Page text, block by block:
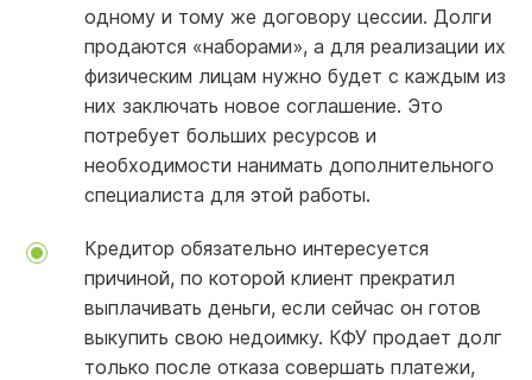
одному и тому же договору цессии. Долги
продаются «наборами», а для реализации их
физическим лицам нужно будет с каждым из
них заключать новое соглашение. Это
потребует больших ресурсов и
необходимости нанимать дополнительного
специалиста для этой работы.
Кредитор обязательно интересуется
причиной, по которой клиент прекратил
выплачивать деньги, если сейчас он готов
выкупить свою недоимку. КФУ продает долг
только после отказа совершать платежи,